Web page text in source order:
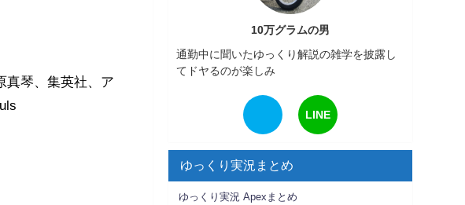
真琴、集英社、ア
10万グラムの男
通勤中に聞いたゆっくり解説の雑学を披露し
てドヤるのが楽しみ
LINE
ゆっくり実況まとめ
ゆっくり実況 Apexまとめ